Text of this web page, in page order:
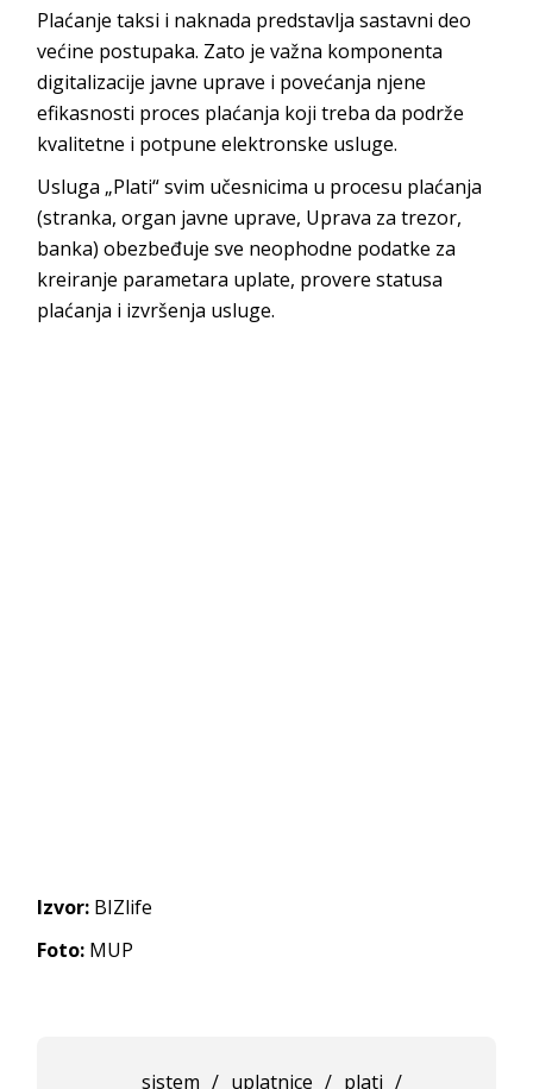
Plaćanje taksi i naknada predstavlja sastavni deo
većine postupaka. Zato je važna komponenta
digitalizacije javne uprave i povećanja njene
efikasnosti proces plaćanja koji treba da podrže
kvalitetne i potpune elektronske usluge.
Usluga „Plati“ svim učesnicima u procesu plaćanja
(stranka, organ javne uprave, Uprava za trezor,
banka) obezbeđuje sve neophodne podatke za
kreiranje parametara uplate, provere statusa
plaćanja i izvršenja usluge.
Izvor: BIZlife
Foto: MUP
sistem / uplatnice / plati /